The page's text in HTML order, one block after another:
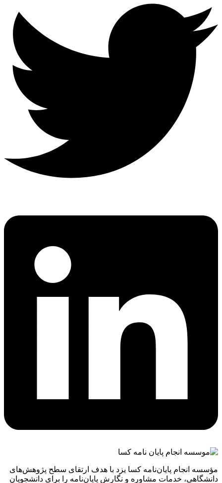
مؤسسه انجام پایان‌نامه کسا یزد با هدف ارتقای سطح پژوهش‌های
دانشگاهی، خدمات مشاوره و نگارش پایان‌نامه را برای دانشجویان